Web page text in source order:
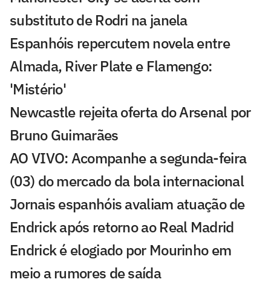
substituto de Rodri na janela
Espanhóis repercutem novela entre
Almada, River Plate e Flamengo:
'Mistério'
Newcastle rejeita oferta do Arsenal por
Bruno Guimarães
AO VIVO: Acompanhe a segunda-feira
(03) do mercado da bola internacional
Jornais espanhóis avaliam atuação de
Endrick após retorno ao Real Madrid
Endrick é elogiado por Mourinho em
meio a rumores de saída